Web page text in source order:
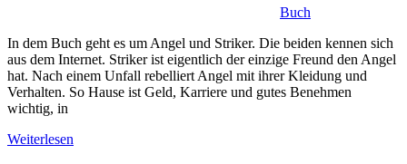
Buch
In dem Buch geht es um Angel und Striker. Die beiden kennen sich
aus dem Internet. Striker ist eigentlich der einzige Freund den Angel
hat. Nach einem Unfall rebelliert Angel mit ihrer Kleidung und
Verhalten. So Hause ist Geld, Karriere und gutes Benehmen
wichtig, in
Weiterlesen